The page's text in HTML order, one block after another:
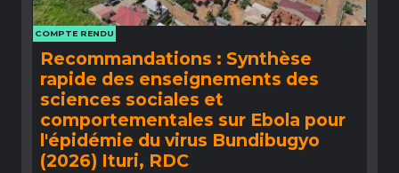
COMPTE RENDU
Recommandations : Synthèse
rapide des enseignements des
sciences sociales et
comportementales sur Ebola pour
l'épidémie du virus Bundibugyo
(2026) Ituri, RDC